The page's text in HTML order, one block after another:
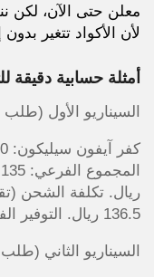
معلن حتى الآن، لكن
لأن الأكواد تتغير
أمثلة حسابية دقيقة
السيناريو الأول
136.5 ريال. التوفير الفعلي: 13.5 ريال.
السيناريو الثاني